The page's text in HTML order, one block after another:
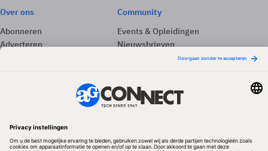
Over ons
Abonneren
Adverteren
Community
Events & Opleidingen
Nieuwsbrieven
Volg ons